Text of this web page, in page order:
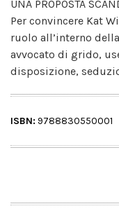
UNA PROPOSTA
Per convincere Kat
ruolo all’interno
avvocato di grido,
disposizione,
ISBN: 9788830550001